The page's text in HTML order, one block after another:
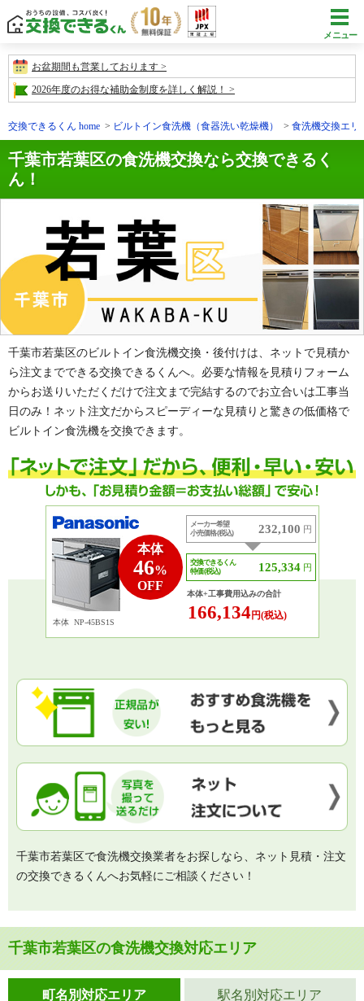
メニュー
お盆期間も営業しております
2026年度のお得な補助金制度を詳しく解説！
交換できるくん home ビルトイン食洗機（食器洗い乾燥機） 食洗機交換エリ
千葉市若葉区の食洗機交換なら交換できるく
ん！
千葉市若葉区のビルトイン食洗機交換・後付けは、ネットで見積か
ら注文までできる交換できるくんへ。必要な情報を見積りフォーム
からお送りいただくだけで注文まで完結するのでお立合いは工事当
日のみ！ネット注文だからスピーディーな見積りと驚きの低価格で
ビルトイン食洗機を交換できます。
本体
46%
OFF
本体 NP-45BS1S
メーカー希望
小売価格 (税込)
232,100 円
交換できるくん
特価 (税込)
125,334 円
本体+工事費用込みの合計
166,134円(税込)
千葉市若葉区で食洗機交換業者をお探しなら、ネット見積・注文
の交換できるくんへお気軽にご相談ください！
千葉市若葉区の食洗機交換対応エリア
町名別対応エリア 駅名別対応エリア